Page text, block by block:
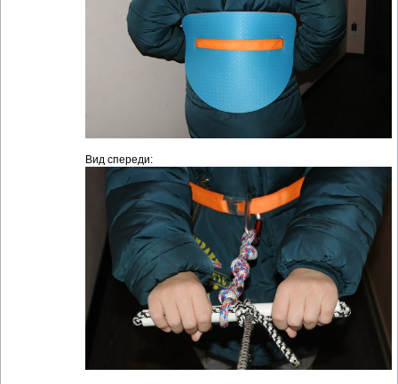
Вид спереди: